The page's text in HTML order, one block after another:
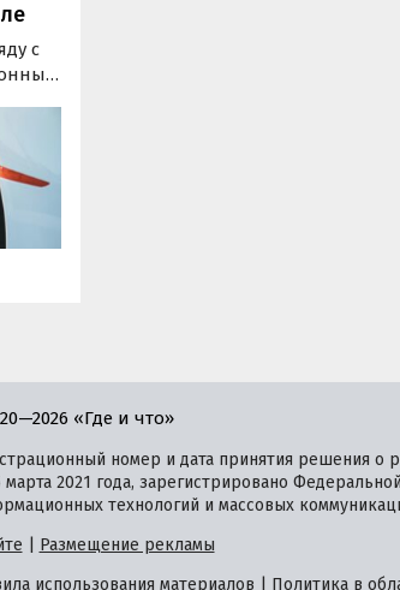
с
«Где и что»
номер и дата принятия решения о
марта 2021 года, зарегистрировано
технологий и массовых
Размещение рекламы
использования материалов
Политика в